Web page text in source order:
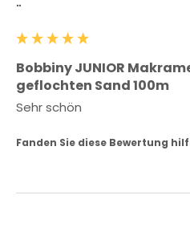
""
Bobbiny JUNIOR
geflochten Sand 100m
Sehr schön
Fanden Sie diese Bewertung